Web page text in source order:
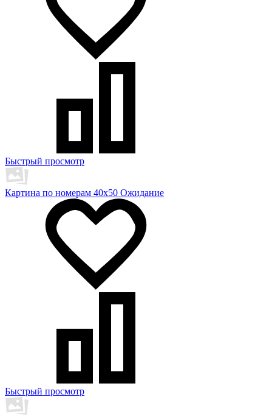
Быстрый просмотр
Картина по номерам 40х50 Ожидание
Быстрый просмотр